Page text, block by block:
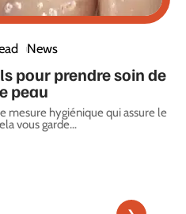
News
pour prendre soin de
peau
mesure hygiénique qui assure le
vous garde…